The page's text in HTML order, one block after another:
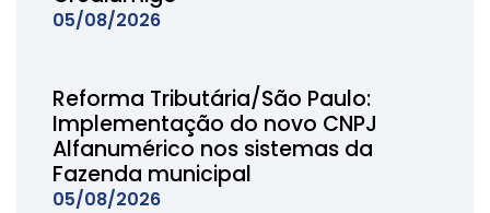
05/08/2026
Reforma Tributária/São Paulo:
Implementação do novo CNPJ
Alfanumérico nos sistemas da
Fazenda municipal
05/08/2026